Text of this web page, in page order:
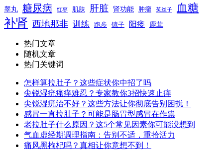
睾丸 糖尿病 红枣 肌肤 肝脏 肾功能 肿瘤 菟丝子 血糖
补肾 西地那非 训练 跑步 镜子 阳痿 鹿茸
热门文章
随机文章
热门关键词
怎样算拉肚子？这些症状你中招了吗
尖锐湿疣瘙痒难忍？专家教你3招快速止痒
尖锐湿疣治不好？这些方法让你彻底告别困扰！
感冒一直拉肚子？可能是肠胃型感冒在作祟
老拉肚子什么原因？这5个常见因素你可能没想到
气血虚经期调理指南：告别不适，重拾活力
痛风黑枸杞吗？真相让你意想不到！